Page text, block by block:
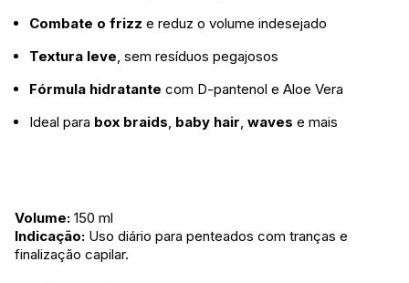
Combate o frizz e reduz o volume indesejado
Textura leve , sem resíduos pegajosos
Fórmula hidratante com D-pantenol e Aloe Vera
Ideal para box braids baby hair waves e mais
Volume: 150 ml
Indicação: Uso diário para penteados com tranças e
finalização capilar.